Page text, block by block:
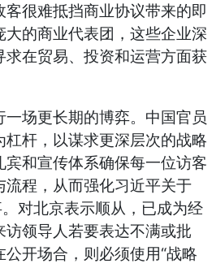
很难抵挡商业协议带来的即
大的商业代表团，这些企业深
求在贸易、投资和运营方面获
场更长期的博弈。中国官员
杆，以谋求更深层次的战略
和宣传体系确保每一位访客
程，从而强化习近平关于
对北京表示顺从，已成为经
领导人若要表达不满或批
开场合，则必须使用“战略